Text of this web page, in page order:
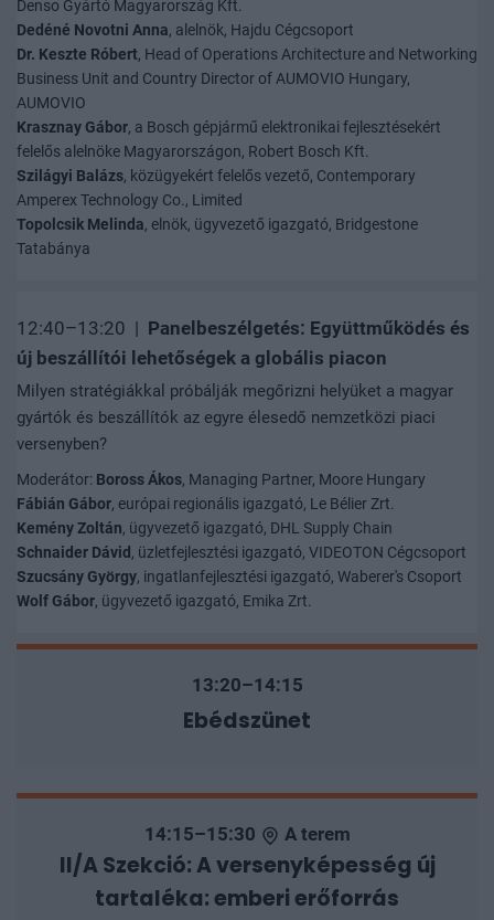
Denso Gyártó Magyarország Kft.
Dedéné Novotni Anna, alelnök, Hajdu Cégcsoport
Dr. Keszte Róbert, Head of Operations Architecture and Networking
Business Unit and Country Director of AUMOVIO Hungary,
AUMOVIO
Krasznay Gábor, a Bosch gépjármű elektronikai fejlesztésekért
felelős alelnöke Magyarországon, Robert Bosch Kft.
Szilágyi Balázs, közügyekért felelős vezető, Contemporary
Amperex Technology Co., Limited
Topolcsik Melinda, elnök, ügyvezető igazgató, Bridgestone
Tatabánya
12:40–13:20 | Panelbeszélgetés: Együttműködés és
új beszállítói lehetőségek a globális piacon
Milyen stratégiákkal próbálják megőrizni helyüket a magyar
gyártók és beszállítók az egyre élesedő nemzetközi piaci
versenyben?
Moderátor: Boross Ákos, Managing Partner, Moore Hungary
Fábián Gábor, európai regionális igazgató, Le Bélier Zrt.
Kemény Zoltán, ügyvezető igazgató, DHL Supply Chain
Schnaider Dávid , üzletfejlesztési igazgató, VIDEOTON Cégcsoport
Szucsány György, ingatlanfejlesztési igazgató, Waberer's Csoport
Wolf Gábor, ügyvezető igazgató, Emika Zrt.
13:20–14:15
Ebédszünet
14:15–15:30 A terem
II/A Szekció: A versenyképesség új
tartaléka: emberi erőforrás